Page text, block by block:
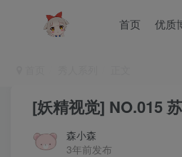
首页 优质
[妖精视觉] NO.015
森小森
3年前发布